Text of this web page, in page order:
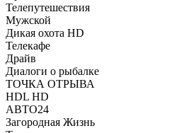
Телепутешествия
Мужской
Дикая охота HD
Телекафе
Драйв
Диалоги о рыбалке
ТОЧКА ОТРЫВА
HDL HD
АВТО24
Загородная Жизнь